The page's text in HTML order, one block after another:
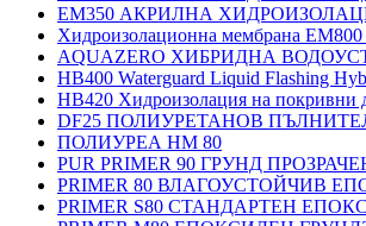
EM350 АКРИЛНА
Хидроизолационна мембрана EM800
AQUAZERO ХИБРИДНА
HB400 Waterguard Liquid Flashing
HB420 Хидроизолация на покривни
DF25 ПОЛИУРЕТАНОВ
ПОЛИУРЕА HM 80
PUR PRIMER 90 ГРУНД
PRIMER 80 ВЛАГОУСТОЙЧИВ
PRIMER S80 СТАНДАРТЕН